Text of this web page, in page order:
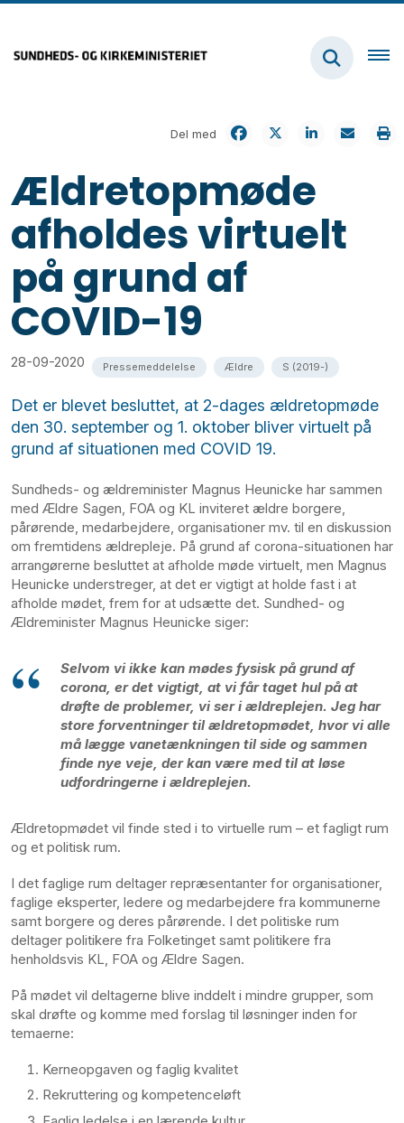
Del med
Ældretopmøde
afholdes virtuelt
på grund af
COVID-19
28-09-2020 Pressemeddelelse Ældre S (2019-)
Det er blevet besluttet, at 2-dages ældretopmøde
den 30. september og 1. oktober bliver virtuelt på
grund af situationen med COVID 19.
Sundheds- og ældreminister Magnus Heunicke har sammen
med Ældre Sagen, FOA og KL inviteret ældre borgere,
pårørende, medarbejdere, organisationer mv. til en diskussion
om fremtidens ældrepleje. På grund af corona-situationen har
arrangørerne besluttet at afholde møde virtuelt, men Magnus
Heunicke understreger, at det er vigtigt at holde fast i at
afholde mødet, frem for at udsætte det. Sundhed- og
Ældreminister Magnus Heunicke siger:
Selvom vi ikke kan mødes fysisk på grund af
corona, er det vigtigt, at vi får taget hul på at
drøfte de problemer, vi ser i ældreplejen. Jeg har
store forventninger til ældretopmødet, hvor vi alle
må lægge vanetænkningen til side og sammen
finde nye veje, der kan være med til at løse
udfordringerne i ældreplejen.
Ældretopmødet vil finde sted i to virtuelle rum – et fagligt rum
og et politisk rum.
I det faglige rum deltager repræsentanter for organisationer,
faglige eksperter, ledere og medarbejdere fra kommunerne
samt borgere og deres pårørende. I det politiske rum
deltager politikere fra Folketinget samt politikere fra
henholdsvis KL, FOA og Ældre Sagen.
På mødet vil deltagerne blive inddelt i mindre grupper, som
skal drøfte og komme med forslag til løsninger inden for
temaerne:
Kerneopgaven og faglig kvalitet
Rekruttering og kompetenceløft